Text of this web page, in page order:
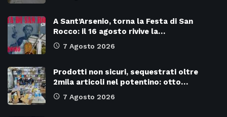
A Sant’Arsenio, torna la Festa di San
Rocco: il 16 agosto rivive la…
7 Agosto 2026
Prodotti non sicuri, sequestrati oltre
2mila articoli nel potentino: otto…
7 Agosto 2026